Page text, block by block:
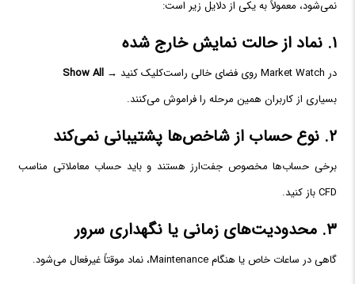
نمی‌شود، معمولاً به یکی از دلایل زیر است:
۱. نماد از حالت نمایش خارج شده
در Market Watch روی فضای خالی راست‌کلیک کنید →
Show All
بسیاری از کاربران همین مرحله را فراموش می‌کنند.
۲. نوع حساب از شاخص‌ها پشتیبانی نمی‌کند
برخی حساب‌ها مخصوص جفت‌ارز هستند و باید حساب معاملاتی مناسب
CFD باز کنید.
۳. محدودیت‌های زمانی یا نگهداری سرور
گاهی در ساعات خاص یا هنگام Maintenance، نماد موقتاً غیرفعال می‌شود.